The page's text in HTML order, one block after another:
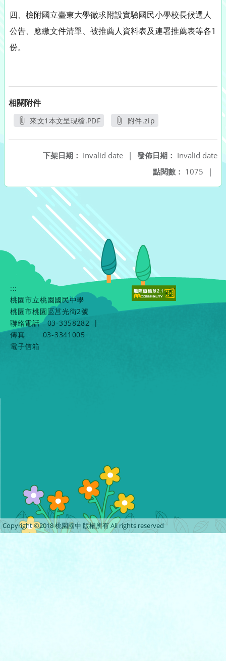
四、檢附國立臺東大學徵求附設實驗國民小學校長候選人
公告、應繳文件清單、被推薦人資料表及連署推薦表等各1
份。
相關附件
來文1本文呈現檔.PDF
附件.zip
發佈日期： Invalid date
下架日期： Invalid date
|
點閱數： 1075 |
:::
桃園市立桃園國民中學
桃園市桃園區莒光街2號
聯絡電話
03-3358282
|
傳真
03-3341005
電子信箱
Copyright ©2018 桃園國中 版權所有 All rights reserved